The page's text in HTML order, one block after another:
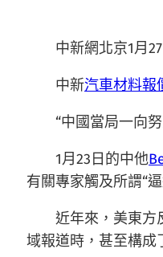
中新網北京1月
中新汽車材料報
“中國當局一向
1月23日的中他
有關專家觸及所謂“
近年來，美東方
域報道時，甚至構成